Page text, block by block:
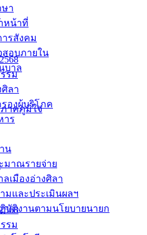
รม
ศิลา
องผู้บริโภค
าร
น
มาณรายจ่าย
เมืองอ่างศิลา
มและประเมินผลฯ
บัติงานตามนโยบายนายก
ษา
หน้าที่
รสังคม
สอบภายใน
บาล
าคภูมิใจ
รม